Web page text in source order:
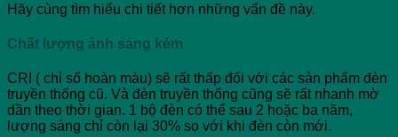
Hãy cùng tìm hiểu chi tiết hơn những vấn đề này.
Chất lượng ánh sáng kém
CRI ( chỉ số hoàn màu) sẽ rất thấp đối với các sản phẩm đèn
truyền thống cũ. Và đèn truyền thống cũng sẽ rất nhanh mờ
dần theo thời gian. 1 bộ đèn có thể sau 2 hoặc ba năm,
lượng sáng chỉ còn lại 30% so với khi đèn còn mới.